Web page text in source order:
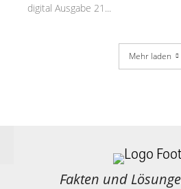
digital Ausgabe 21...
Mehr laden
Fakten und